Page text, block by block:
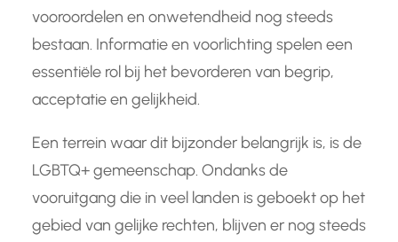
vooroordelen en onwetendheid nog steeds
bestaan. Informatie en voorlichting spelen een
essentiële rol bij het bevorderen van begrip,
acceptatie en gelijkheid.
Een terrein waar dit bijzonder belangrijk is, is de
LGBTQ+ gemeenschap. Ondanks de
vooruitgang die in veel landen is geboekt op het
gebied van gelijke rechten, blijven er nog steeds